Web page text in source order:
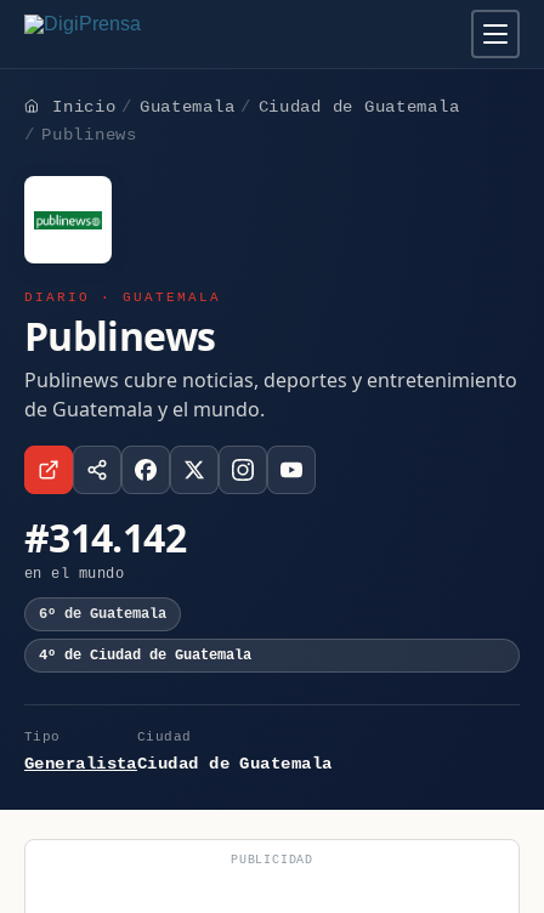
Inicio Guatemala
Ciudad de Guatemala
Publinews
DIARIO · GUATEMALA
Publinews
Publinews cubre noticias, deportes y entretenimiento
de Guatemala y el mundo.
#314.142
en el mundo
6º de Guatemala
4º de Ciudad de Guatemala
Tipo
Generalista
Ciudad
Ciudad de Guatemala
PUBLICIDAD